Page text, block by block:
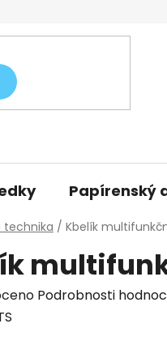
Papírenský
technika / Kbelík
Podrobnosti